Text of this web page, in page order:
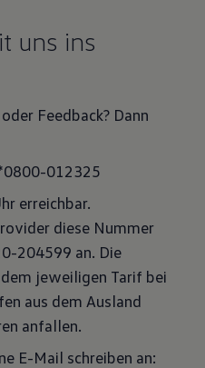
uns ins
Feedback? Dann
012325
erreichbar.
diese Nummer
204599 an. Die
jeweiligen Tarif bei
aus dem Ausland
anfallen.